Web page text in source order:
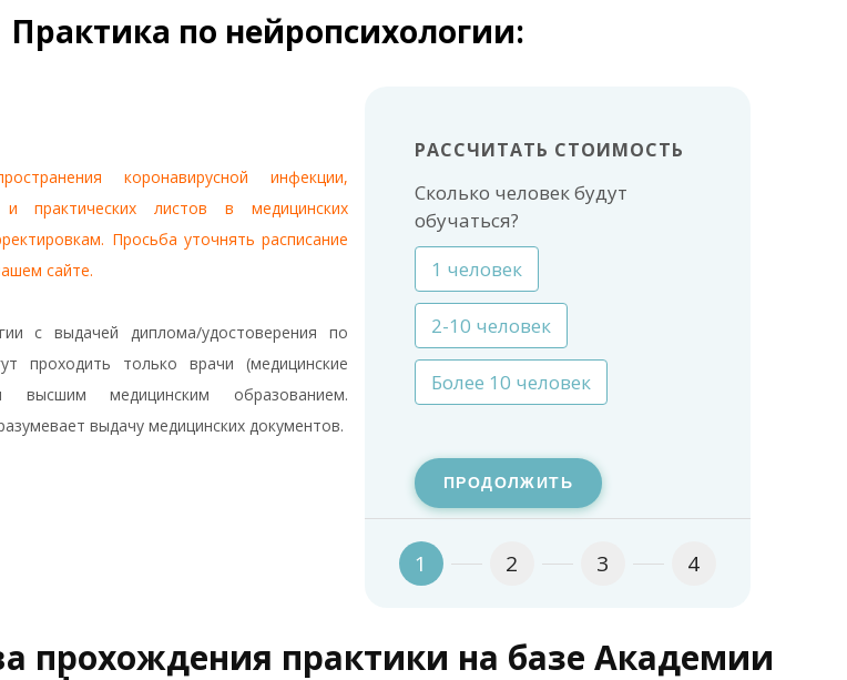
Практика по нейропсихологии:
коронавирусной инфекции,
и практических листов в медицинских
Просьба уточнять расписание
сайте.
с выдачей диплома/удостоверения по
проходить только врачи (медицинские
медицинским образованием.
выдачу медицинских документов.
РАССЧИТАТЬ СТОИМОСТЬ
Сколько человек будут
обучаться?
1 человек
2-10 человек
Более 10 человек
ПРОДОЛЖИТЬ
1 2 3 4
прохождения практики на базе Академии